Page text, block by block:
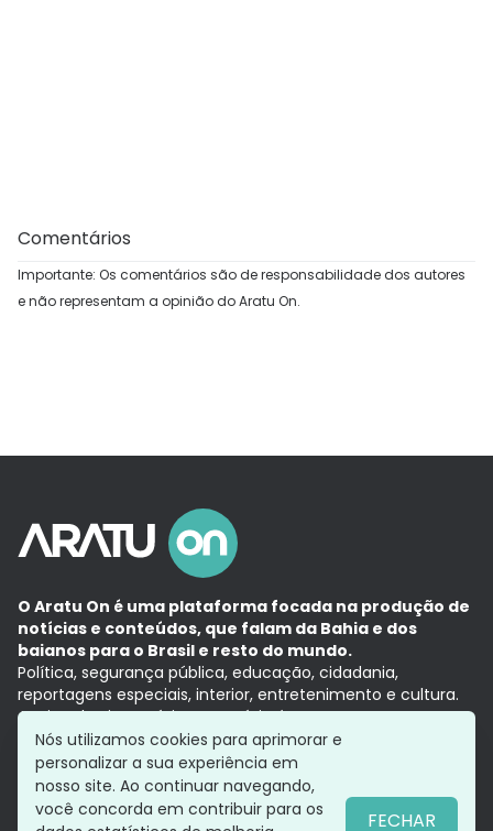
Comentários
Importante: Os comentários são de responsabilidade dos autores
e não representam a opinião do Aratu On.
O Aratu On é uma plataforma focada na produção de
notícias e conteúdos, que falam da Bahia e dos
baianos para o Brasil e resto do mundo.
Política, segurança pública, educação, cidadania,
reportagens especiais, interior, entretenimento e cultura.
Aqui, tudo vira notícia e a notícia é no tempo presente,
com a credibilidade do Grupo Aratu.
Grupo Aratu
Política de privacidade
Nós utilizamos cookies para aprimorar e
personalizar a sua experiência em
nosso site. Ao continuar navegando,
você concorda em contribuir para os
FECHAR